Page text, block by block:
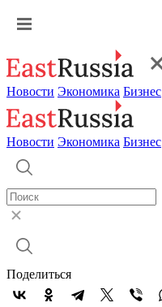
Новости Экономика Бизнес
Новости Экономика Бизнес
Поделиться